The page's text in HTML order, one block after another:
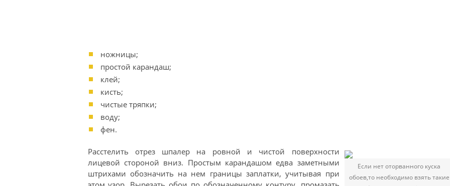
ножницы;
простой карандаш;
клей;
кисть;
чистые тряпки;
воду;
фен.
Если нет оторванного куска
обоев,то необходимо взять такие
Расстелить отрез шпалер на ровной и чистой поверхности
лицевой стороной вниз. Простым карандашом едва заметными
штрихами обозначить на нем границы заплатки, учитывая при